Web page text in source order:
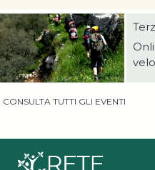
CONSULTA TUTTI GLI EVENTI